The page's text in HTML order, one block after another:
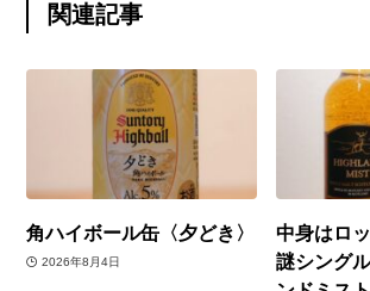
関連記事
角ハイボール缶〈夕どき〉
2026年8月4日
中身はロ
謎シング